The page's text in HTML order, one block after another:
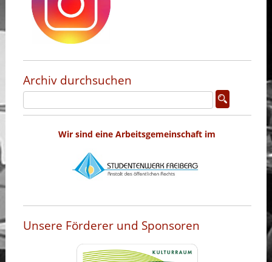
Archiv durchsuchen
Wir sind eine Arbeitsgemeinschaft im
Unsere Förderer und Sponsoren